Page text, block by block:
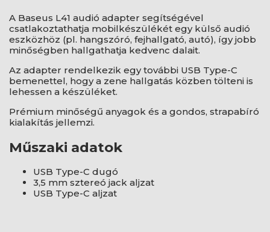
A Baseus L41 audió adapter segítségével
csatlakoztathatja mobilkészülékét egy külső audió
eszközhöz (pl. hangszóró, fejhallgató, autó), így jobb
minőségben hallgathatja kedvenc dalait.
Az adapter rendelkezik egy további USB Type-C
bemenettel, hogy a zene hallgatás közben tölteni is
lehessen a készüléket.
Prémium minőségű anyagok és a gondos, strapabíró
kialakítás jellemzi.
Műszaki adatok
USB Type-C dugó
3,5 mm sztereó jack aljzat
USB Type-C aljzat